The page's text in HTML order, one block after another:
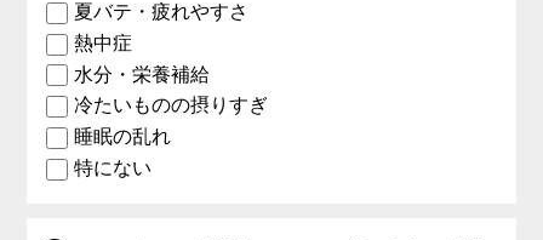
夏バテ・疲れやすさ
熱中症
水分・栄養補給
冷たいものの摂りすぎ
睡眠の乱れ
特にない